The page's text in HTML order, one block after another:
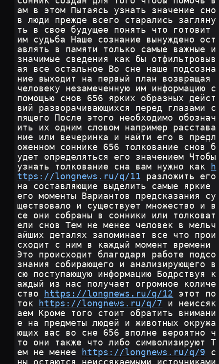
ам в этом Пытаясь узнать значение сно
в люди прежде всего старались загляну
ть в свое будущее понять что готовит
им судьба Наше сознание вынуждено ост
авлять в памяти только самые важные и
значимые сведения как бы отфильтровыв
ая все остальное Во сне наше подсозна
ние выходит на первый план возвращая
человеку незамеченную им информацию с
помощью снов 656 ярких образных дейст
вий разворачивающихся перед глазами с
пящего После этого необходимо обознач
ить их одним словом например расстава
ние или вечеринка и найти его в предл
оженном соннике 656 толкование снов б
удет определяться его значением Чтобы
узнать толкование сна вам нужно как
h
ttps://longnews.ru/q/11 разложить его
на составляющие выделить самые яркие
его моменты Вариантов предсказания су
ществовало и существует множество и в
се они собраны в сонники или толковат
ели снов Тем не менее человек в мельч
айших деталях запоминает все что прои
сходит с ним в каждый момент времени
Это происходит благодаря работе подсо
знания собирающего и анализирующего в
сю поступающую информацию Бодрствуя к
аждый из нас получает огромное количе
ство
https://longnews.ru/q/12 этот по
ток
https://longnews.ru/q/7 и неиссяк
аем Кроме того стоит обратить внимани
е на предметы людей и животных окружа
ющих вас во сне 656 вполне вероятно ч
то они также что либо символизируют Т
ем не менее
https://longnews.ru/q/9 с